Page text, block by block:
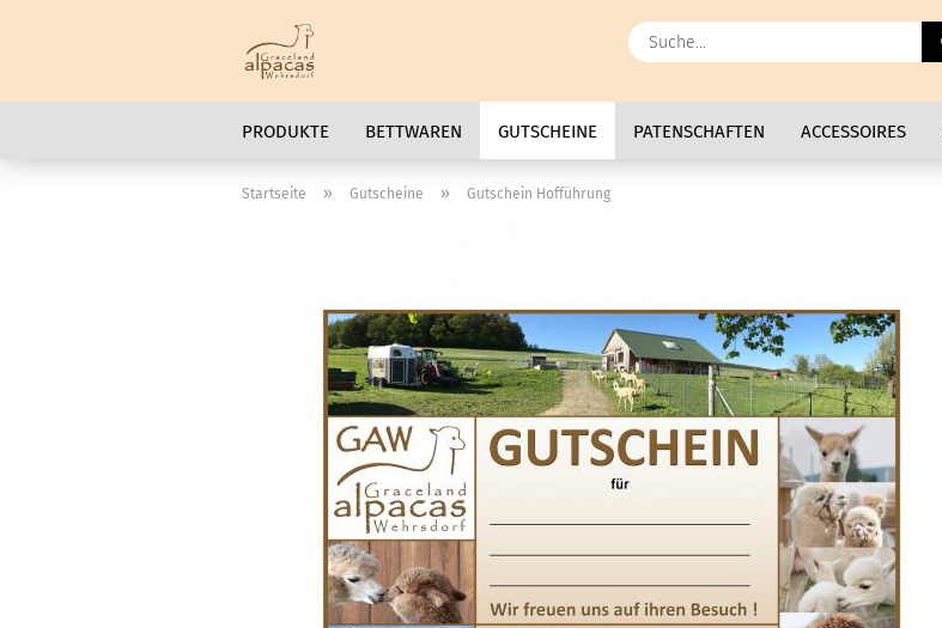
PRODUKTE BETTWAREN GUTSCHEINE PATENSCHAFTEN ACCESSOIRES
Startseite » Gutscheine » Gutschein Hofführung